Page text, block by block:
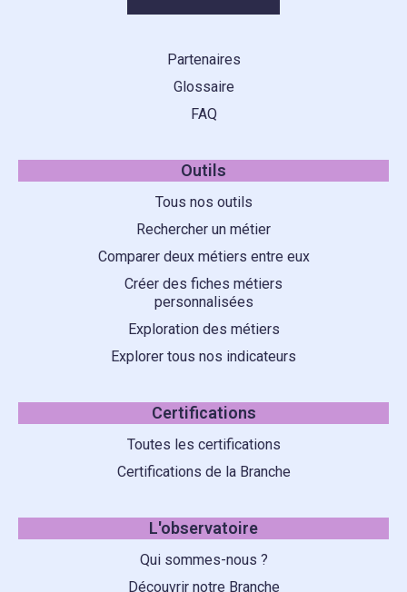
Partenaires
Glossaire
FAQ
Outils
Tous nos outils
Rechercher un métier
Comparer deux métiers entre eux
Créer des fiches métiers
personnalisées
Exploration des métiers
Explorer tous nos indicateurs
Certifications
Toutes les certifications
Certifications de la Branche
L'observatoire
Qui sommes-nous ?
Découvrir notre Branche